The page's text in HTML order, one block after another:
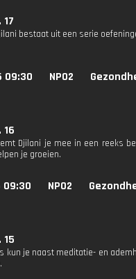
bestaat uit een serie
09:30 NPO2
Djilani je mee in een reeks
je groeien.
09:30 NPO2
kun je naast meditatie- en